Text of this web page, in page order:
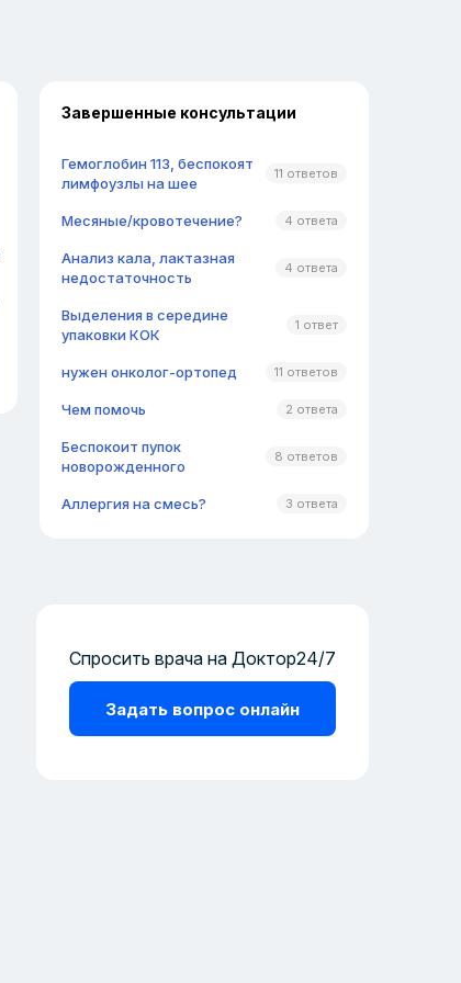
Завершенные консультации
Гемоглобин 113, беспокоят
лимфоузлы на шее
11 ответов
Месяные/кровотечение? 4 ответа
Анализ кала, лактазная
недостаточность
4 ответа
Выделения в середине
упаковки КОК
1 ответ
нужен онколог-ортопед 11 ответов
Чем помочь 2 ответа
Беспокоит пупок
новорожденного
8 ответов
Аллергия на смесь? 3 ответа
Спросить врача на Доктор24/7
Задать вопрос онлайн